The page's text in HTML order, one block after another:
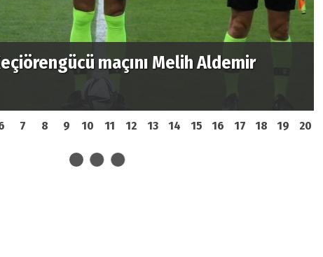
alacakolan Ankaraspor ilk hafta
ile karşılaşacak
7 8 9 10 11 12 13 14 15 16 17 18 19 20